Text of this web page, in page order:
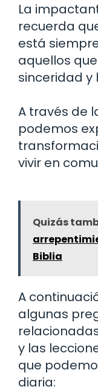
La
recuerda
está
aquellos
sinceridad y
A través de
podemos
vivir en
Quizás
Biblia
A
algunas
y las
que
diaria: